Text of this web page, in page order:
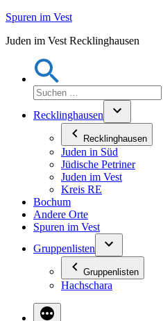
Zum
springen
Spuren im Vest
Juden im Vest Recklinghausen
Suchen
nach:
Recklinghausen
Recklinghausen
Juden in Süd
Jüdische Petriner
Juden im Vest
Kreis RE
Bochum
Andere Orte
Spuren im Vest
Gruppenlisten
Gruppenlisten
Hachschara